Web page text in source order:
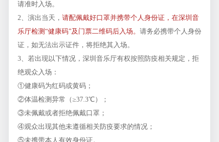
请准时入场。
2、演出当天， 请配佩戴好口罩并携带个人身份证，在深圳音
乐厅检测“健康码”及门票二维码后入场。 请务必携带个人身份
证，如无法出示证件，将拒绝其入场。
3、若出现以下情况，深圳音乐厅有权按照防疫相关规定，拒
绝观众入场：
①健康码为红码或黄码；
②体温检测异常（≥37.3℃）；
③未佩戴或者拒绝佩戴口罩；
④观众出现其他未遵循相关防疫要求的情况；
⑤未携带本人有效身份证。